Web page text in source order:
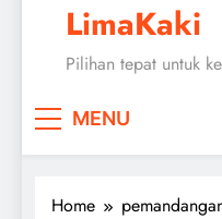
LimaKaki
Pilihan tepat untuk
MENU
Home